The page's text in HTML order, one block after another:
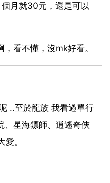
月就30元，還是可以
看不懂，沒mk好看。
..至於龍族 我看過單行
、星海鏢師、逍遙奇俠
。